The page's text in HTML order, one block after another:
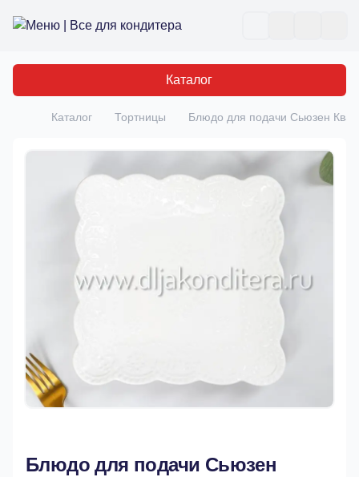
Все для кондитера
Каталог
Главная
Каталог Тортницы Блюдо для подачи Сьюзен
Блюдо для подачи Сьюзен